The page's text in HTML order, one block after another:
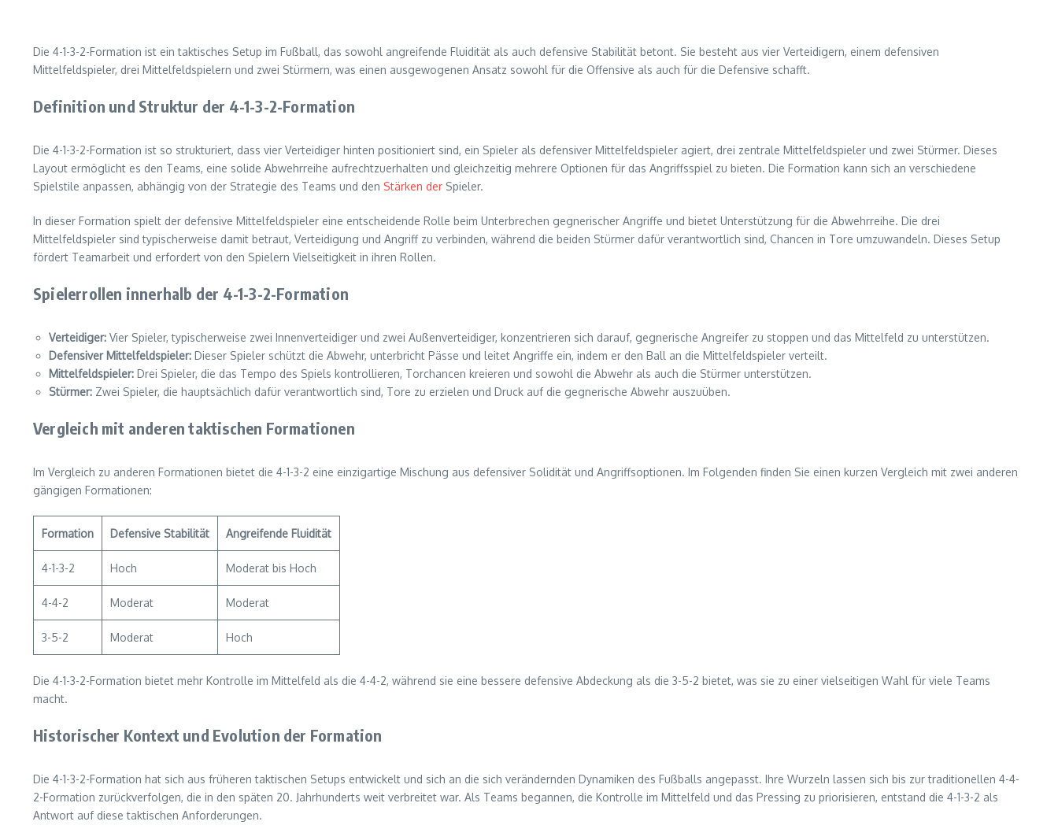
Die 4-1-3-2-Formation ist ein taktisches Setup im Fußball, das sowohl angreifende Fluidität als auch defensive Stabilität betont. Sie besteht aus vier Verteidigern, einem defensiven
Mittelfeldspieler, drei Mittelfeldspielern und zwei Stürmern, was einen ausgewogenen Ansatz sowohl für die Offensive als auch für die Defensive schafft.
Definition und Struktur der 4-1-3-2-Formation
Die 4-1-3-2-Formation ist so strukturiert, dass vier Verteidiger hinten positioniert sind, ein Spieler als defensiver Mittelfeldspieler agiert, drei zentrale Mittelfeldspieler und zwei Stürmer. Dieses
Layout ermöglicht es den Teams, eine solide Abwehrreihe aufrechtzuerhalten und gleichzeitig mehrere Optionen für das Angriffsspiel zu bieten. Die Formation kann sich an verschiedene
Spielstile anpassen, abhängig von der Strategie des Teams und den Stärken der Spieler.
In dieser Formation spielt der defensive Mittelfeldspieler eine entscheidende Rolle beim Unterbrechen gegnerischer Angriffe und bietet Unterstützung für die Abwehrreihe. Die drei
Mittelfeldspieler sind typischerweise damit betraut, Verteidigung und Angriff zu verbinden, während die beiden Stürmer dafür verantwortlich sind, Chancen in Tore umzuwandeln. Dieses Setup
fördert Teamarbeit und erfordert von den Spielern Vielseitigkeit in ihren Rollen.
Spielerrollen innerhalb der 4-1-3-2-Formation
Verteidiger: Vier Spieler, typischerweise zwei Innenverteidiger und zwei Außenverteidiger, konzentrieren sich darauf, gegnerische Angreifer zu stoppen und das Mittelfeld zu unterstützen.
Defensiver Mittelfeldspieler: Dieser Spieler schützt die Abwehr, unterbricht Pässe und leitet Angriffe ein, indem er den Ball an die Mittelfeldspieler verteilt.
Mittelfeldspieler: Drei Spieler, die das Tempo des Spiels kontrollieren, Torchancen kreieren und sowohl die Abwehr als auch die Stürmer unterstützen.
Stürmer: Zwei Spieler, die hauptsächlich dafür verantwortlich sind, Tore zu erzielen und Druck auf die gegnerische Abwehr auszuüben.
Vergleich mit anderen taktischen Formationen
Im Vergleich zu anderen Formationen bietet die 4-1-3-2 eine einzigartige Mischung aus defensiver Solidität und Angriffsoptionen. Im Folgenden finden Sie einen kurzen Vergleich mit zwei anderen
gängigen Formationen:
Formation Defensive Stabilität Angreifende Fluidität
4-1-3-2 Hoch Moderat bis Hoch
4-4-2 Moderat Moderat
3-5-2 Moderat Hoch
Die 4-1-3-2-Formation bietet mehr Kontrolle im Mittelfeld als die 4-4-2, während sie eine bessere defensive Abdeckung als die 3-5-2 bietet, was sie zu einer vielseitigen Wahl für viele Teams
macht.
Historischer Kontext und Evolution der Formation
Die 4-1-3-2-Formation hat sich aus früheren taktischen Setups entwickelt und sich an die sich verändernden Dynamiken des Fußballs angepasst. Ihre Wurzeln lassen sich bis zur traditionellen 4-4-
2-Formation zurückverfolgen, die in den späten 20. Jahrhunderts weit verbreitet war. Als Teams begannen, die Kontrolle im Mittelfeld und das Pressing zu priorisieren, entstand die 4-1-3-2 als
Antwort auf diese taktischen Anforderungen.